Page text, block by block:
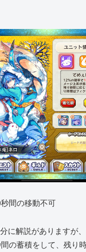
間の移動不可
に解説がありますが
の蓄積をして、残り